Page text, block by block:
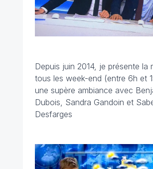
Depuis juin 2014, je présente la
tous les week-end (entre 6h et
une supère ambiance avec
Dubois, Sandra Gandoin et
Desfarges